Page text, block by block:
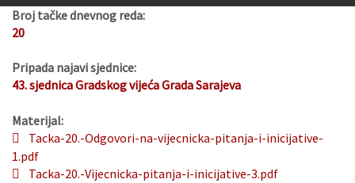
Broj tačke dnevnog reda:
20
Pripada najavi sjednice:
43. sjednica Gradskog vijeća Grada Sarajeva
Materijal:
Tacka-20.-Odgovori-na-vijecnicka-pitanja-i-inicijative-
1.pdf
Tacka-20.-Vijecnicka-pitanja-i-inicijative-3.pdf